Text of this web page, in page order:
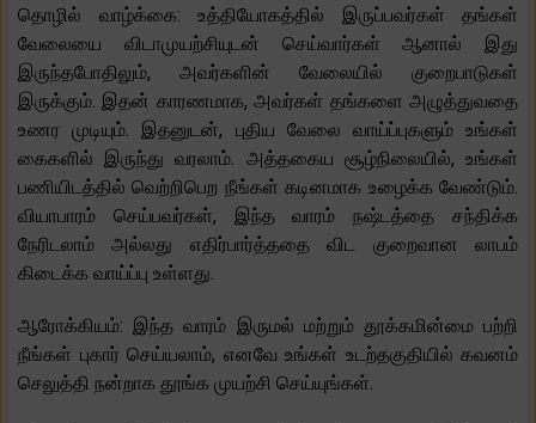
தொழில் வாழ்க்கை: உத்தியோகத்தில் இருப்பவர்கள் தங்கள்
வேலையை விடாமுயற்சியுடன் செய்வார்கள் ஆனால் இது
இருந்தபோதிலும், அவர்களின் வேலையில் குறைபாடுகள்
இருக்கும். இதன் காரணமாக, அவர்கள் தங்களை அழுத்துவதை
உணர முடியும். இதனுடன், புதிய வேலை வாய்ப்புகளும் உங்கள்
கைகளில் இருந்து வரலாம். அத்தகைய சூழ்நிலையில், உங்கள்
பணியிடத்தில் வெற்றிபெற நீங்கள் கடினமாக உழைக்க வேண்டும்.
வியாபாரம் செய்பவர்கள், இந்த வாரம் நஷ்டத்தை சந்திக்க
நேரிடலாம் அல்லது எதிர்பார்த்ததை விட குறைவான லாபம்
கிடைக்க வாய்ப்பு உள்ளது.
ஆரோக்கியம்: இந்த வாரம் இருமல் மற்றும் தூக்கமின்மை பற்றி
நீங்கள் புகார் செய்யலாம், எனவே உங்கள் உடற்தகுதியில் கவனம்
செலுத்தி நன்றாக தூங்க முயற்சி செய்யுங்கள்.